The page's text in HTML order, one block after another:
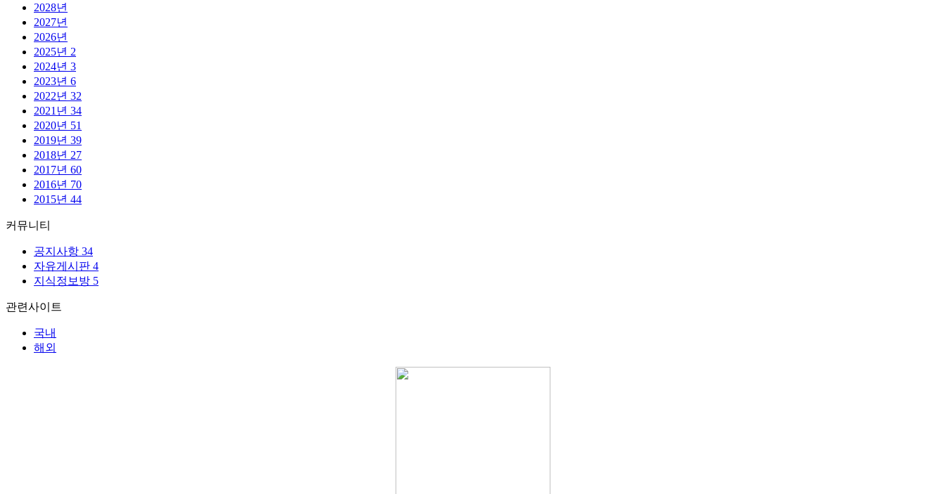
2028년
2027년
2026년
2025년 2
2024년 3
2023년 6
2022년 32
2021년 34
2020년 51
2019년 39
2018년 27
2017년 60
2016년 70
2015년 44
커뮤니티
공지사항 34
자유게시판 4
지식정보방 5
관련사이트
국내
해외